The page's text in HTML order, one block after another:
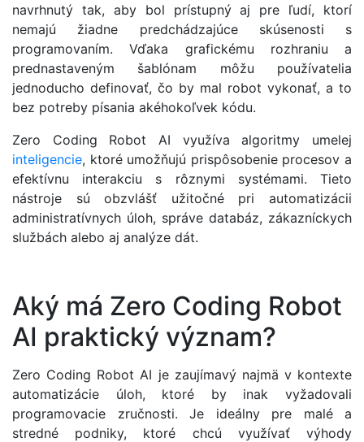
navrhnutý tak, aby bol prístupný aj pre ľudí, ktorí
nemajú žiadne predchádzajúce skúsenosti s
programovaním. Vďaka grafickému rozhraniu a
prednastaveným šablónam môžu používatelia
jednoducho definovať, čo by mal robot vykonať, a to
bez potreby písania akéhokoľvek kódu.
Zero Coding Robot AI využíva algoritmy umelej
inteligencie, ktoré umožňujú prispôsobenie procesov a
efektívnu interakciu s rôznymi systémami. Tieto
nástroje sú obzvlášť užitočné pri automatizácii
administratívnych úloh, správe databáz, zákazníckych
službách alebo aj analýze dát.
Aký má Zero Coding Robot
AI praktický význam?
Zero Coding Robot AI je zaujímavý najmä v kontexte
automatizácie úloh, ktoré by inak vyžadovali
programovacie zručnosti. Je ideálny pre malé a
stredné podniky, ktoré chcú využívať výhody